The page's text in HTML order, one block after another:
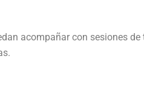
acompañar con sesiones